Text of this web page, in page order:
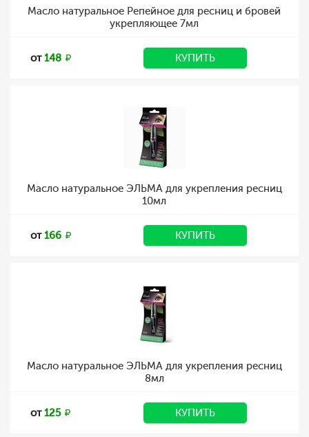
Масло натуральное Репейное для ресниц и бровей
укрепляющее 7мл
от148 КУПИТЬ
Масло натуральное ЭЛЬМА для укрепления ресниц
10мл
от166 КУПИТЬ
Масло натуральное ЭЛЬМА для укрепления ресниц
8мл
от125 КУПИТЬ